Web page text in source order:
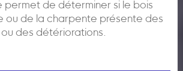
permet de déterminer si le bois
ou de la charpente présente des
des détériorations.